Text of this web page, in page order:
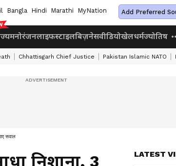
Bangla Hindi Marathi MyNation Add Preferred
मनोरंजनलाइफस्टाइलबिज़नेसवीडियोखेलधर्मज्योतिष
Chhattisgarh Chief Justice Pakistan Islamic NATO
सवाल
निशाना, 3
LATEST